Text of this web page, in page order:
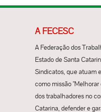
A FECESC
A Federação dos
Estado de Santa
Sindicatos, que atuam
como missão
dos trabalhadores no
Catarina, defender e